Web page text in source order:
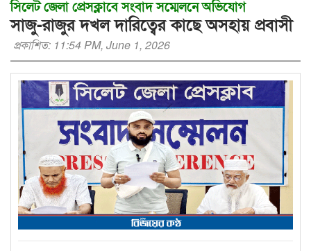
সিলেট জেলা প্রেসক্লাবে সংবাদ সম্মেলনে অভিযোগ
সাজু-রাজুর দখল দারিত্বের কাছে অসহায় প্রবাসী
প্রকাশিত: 11:54 PM, June 1, 2026